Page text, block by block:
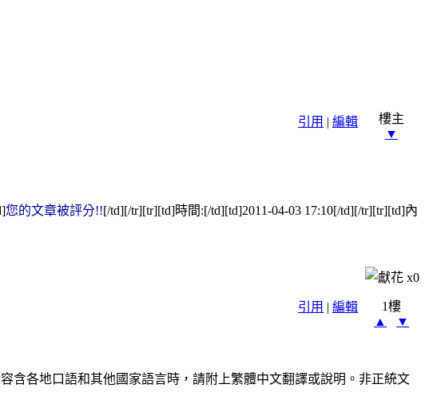
引用 | 編輯
樓主
▼
您的文章被評分!![/td][/tr][tr][td]時間:[/td][td]2011-04-03 17:10[/td][/tr][tr][td]內
x0
引用 | 編輯
1樓
▲
▼
含各地口語和其他國家語言時，請附上繁體中文翻譯或說明。非正統文